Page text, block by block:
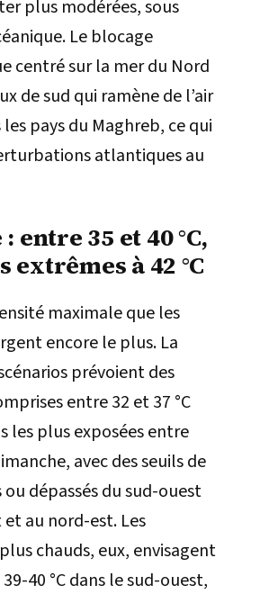
plus modérées, sous
Le blocage
centré sur la mer du Nord
de sud qui ramène de l’air
pays du Maghreb, ce qui
atlantiques au
entre 35 et 40 °C,
extrêmes à 42 °C
maximale que les
encore le plus. La
prévoient des
entre 32 et 37 °C
les plus exposées entre
avec des seuils de
ou dépassés du sud-ouest
au nord-est. Les
chauds, eux, envisagent
40 °C dans le sud-ouest,